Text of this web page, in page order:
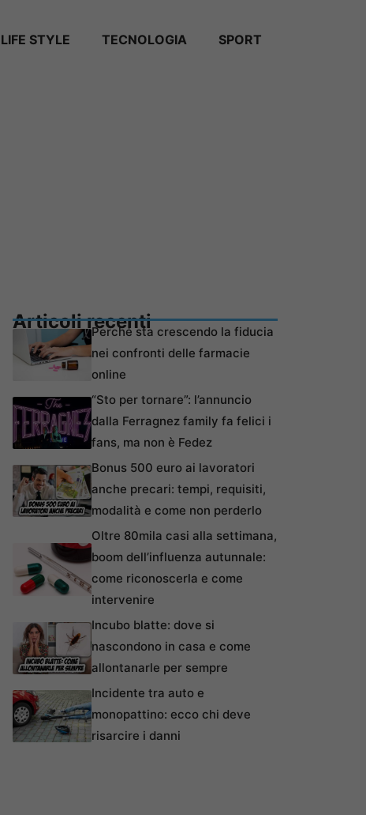
LIFE STYLE TECNOLOGIA SPORT
Articoli recentiPerché sta crescendo la fiducia
nei confronti delle farmacie
online
“Sto per tornare”: l’annuncio
dalla Ferragnez family fa felici i
fans, ma non è Fedez
Bonus 500 euro ai lavoratori
anche precari: tempi, requisiti,
modalità e come non perderlo
Oltre 80mila casi alla settimana,
boom dell’influenza autunnale:
come riconoscerla e come
intervenire
Incubo blatte: dove si
nascondono in casa e come
allontanarle per sempre
Incidente tra auto e
monopattino: ecco chi deve
risarcire i danni